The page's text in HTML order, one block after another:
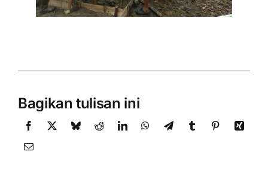
Bagikan tulisan ini